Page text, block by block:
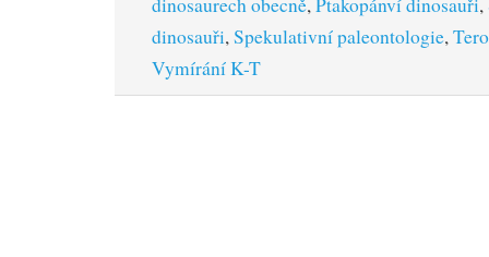
dinosauři,Spekulativní paleontologie,
Vymírání K-T